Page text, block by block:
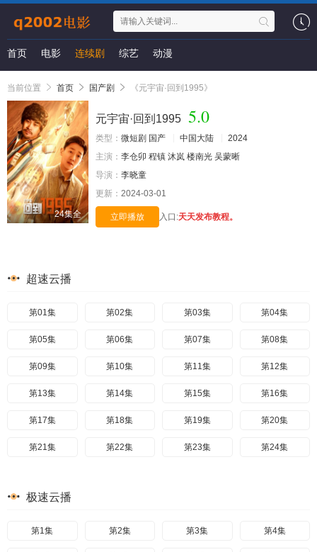
首页 电影 连续剧 综艺 动漫
当前位置 首页 国产剧 《元宇宙·回到1995》
24集全
元宇宙·回到1995 5.0
类型： 微短剧 国产 中国大陆
2024
主演： 李仓卯 程镇 沐岚 楼南光 吴蒙晰
导演： 李晓童
更新： 2024-03-01
立即播放 入口:天天发布教程。
超速云播
第01集 第02集 第03集 第04集
第05集 第06集 第07集 第08集
第09集 第10集 第11集 第12集
第13集 第14集 第15集 第16集
第17集 第18集 第19集 第20集
第21集 第22集 第23集 第24集
极速云播
第1集 第2集 第3集 第4集